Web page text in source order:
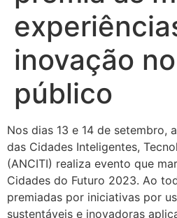
inovação
público
Nos dias 13 e 14 de setembro,
das Cidades Inteligentes,
(ANCITI) realiza evento que
Cidades do Futuro 2023. Ao
premiadas por iniciativas por
sustentáveis e inovadoras